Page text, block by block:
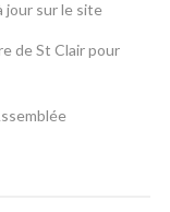
jour sur le site
de St Clair pour